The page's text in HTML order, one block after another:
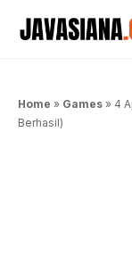
Home » Games » 4
Berhasil)